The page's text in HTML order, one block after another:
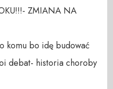
ZMIANA NA
komu bo idę budować
debat- historia choroby